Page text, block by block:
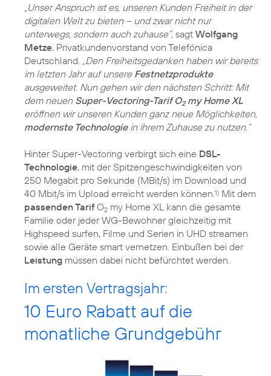
„Unser Anspruch ist es, unseren Kunden Freiheit in der
digitalen Welt zu bieten – und zwar nicht nur
unterwegs, sondern auch zuhause“, sagt Wolfgang
Metze, Privatkundenvorstand von Telefónica
Deutschland.
„Den Freiheitsgedanken haben wir bereits
im letzten Jahr auf unsere Festnetzprodukte
ausgeweitet. Nun gehen wir den nächsten Schritt: Mit
dem neuen Super-Vectoring-Tarif O2my Home XL
eröffnen wir unseren Kunden ganz neue Möglichkeiten,
modernste Technologiein ihrem Zuhause zu nutzen.“
Hinter Super-Vectoring verbirgt sich eine DSL-
Technologie, mit der Spitzengeschwindigkeiten von
250 Megabit pro Sekunde (MBit/s) im Download und
40 Mbit/s im Upload erreicht werden können. 1) Mit dem
passenden Tarif O2 my Home XL kann die gesamte
Familie oder jeder WG-Bewohner gleichzeitig mit
Highspeed surfen, Filme und Serien in UHD streamen
sowie alle Geräte smart vernetzen. Einbußen bei der
Leistung müssen dabei nicht befürchtet werden.
Im ersten Vertragsjahr:
10 Euro Rabatt auf die
monatliche Grundgebühr